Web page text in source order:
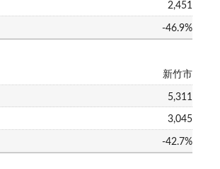
2,451
-46.9%
新竹市
5,311
3,045
-42.7%